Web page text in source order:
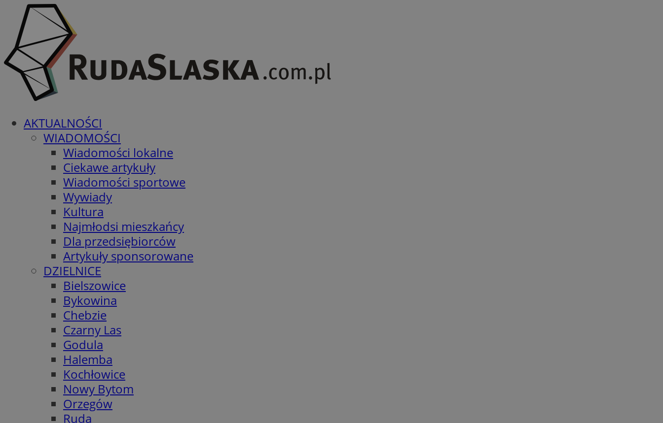
AKTUALNOŚCI
WIADOMOŚCI
Wiadomości lokalne
Ciekawe artykuły
Wiadomości sportowe
Wywiady
Kultura
Najmłodsi mieszkańcy
Dla przedsiębiorców
Artykuły sponsorowane
DZIELNICE
Bielszowice
Bykowina
Chebzie
Czarny Las
Godula
Halemba
Kochłowice
Nowy Bytom
Orzegów
Ruda